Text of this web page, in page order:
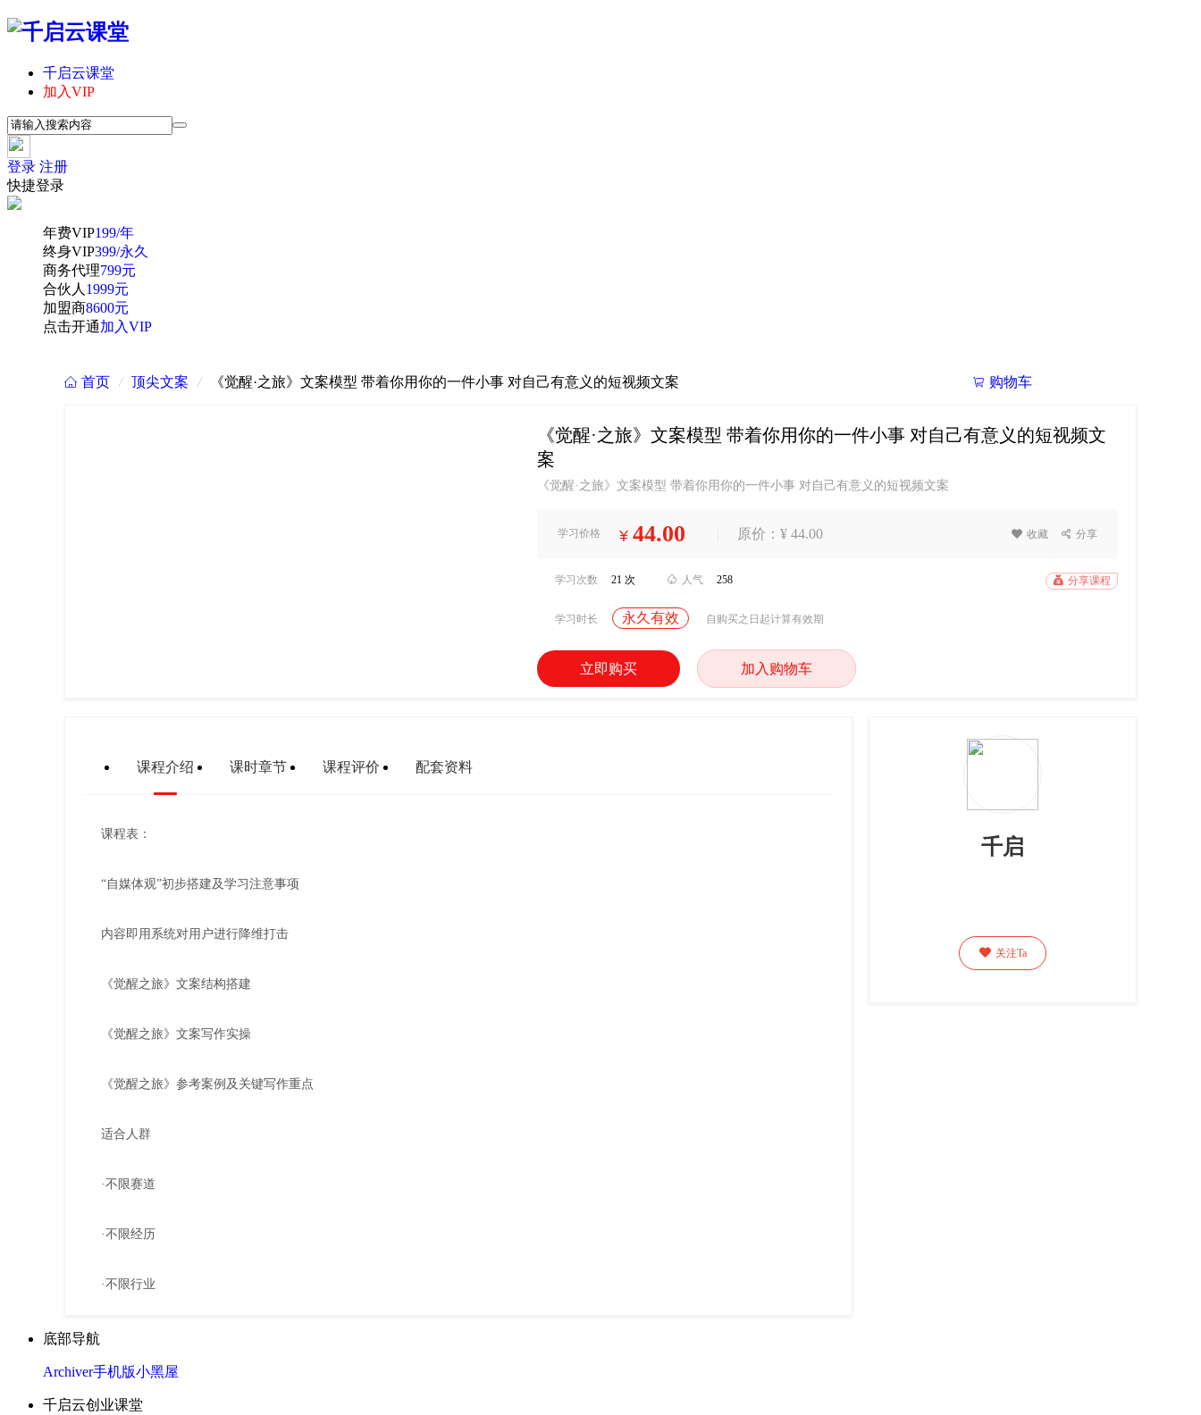
千启云课堂
加入VIP
登录 注册
快捷登录
年费VIP199/年
终身VIP399/永久
商务代理799元
合伙人 1999元
加盟商8600元
点击开通加入VIP
 购物车
 首页 / 顶尖文案 / 《觉醒·之旅》文案模型 带着你用你的一件小事 对自己有意义的短视频文案
《觉醒·之旅》文案模型 带着你用你的一件小事 对自己有意义的短视频文
案
《觉醒·之旅》文案模型 带着你用你的一件小事 对自己有意义的短视频文案
学习价格 ¥ 44.00 原价：¥ 44.00  收藏  分享
学习次数 21 次  人气 258  分享课程
学习时长 永久有效 自购买之日起计算有效期
立即购买 加入购物车
课程介绍 课时章节 课程评价 配套资料
课程表：
“自媒体观”初步搭建及学习注意事项
内容即用系统对用户进行降维打击
《觉醒之旅》文案结构搭建
《觉醒之旅》文案写作实操
《觉醒之旅》参考案例及关键写作重点
适合人群
·不限赛道
·不限经历
·不限行业
千启
 关注Ta
底部导航
Archiver手机版小黑屋
千启云创业课堂